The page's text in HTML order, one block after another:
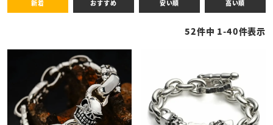
全ての商品
予約商品 セール商品
カテゴリ
新着 おすすめ 安い順 高い順
52件中 1-40件表示